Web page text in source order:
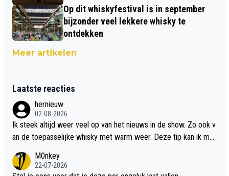
Op dit whiskyfestival is in september
bijzonder veel lekkere whisky te
ontdekken
Meer artikelen
Laatste reacties
hernieuw
02-08-2026
Ik steek altijd weer veel op van het nieuws in de show. Zo ook v
an de toepasselijke whisky met warm weer. Deze tip kan ik met
M0nkey
22-07-2026